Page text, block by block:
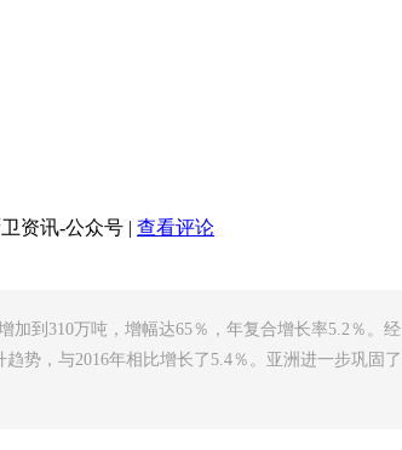
资讯-公众号 | 查看评论
加到310万吨，增幅达65％，年复合增长率5.2％。经
势，与2016年相比增长了5.4％。亚洲进一步巩固了